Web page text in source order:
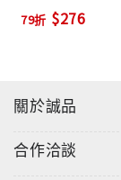
79折 $276
關於誠品
合作洽談